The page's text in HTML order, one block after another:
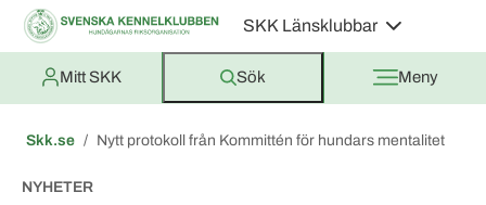
SKK Länsklubbar
Mitt SKK Sök Meny
Skk.se Nytt protokoll från Kommittén för hundars mentalitet
NYHETER